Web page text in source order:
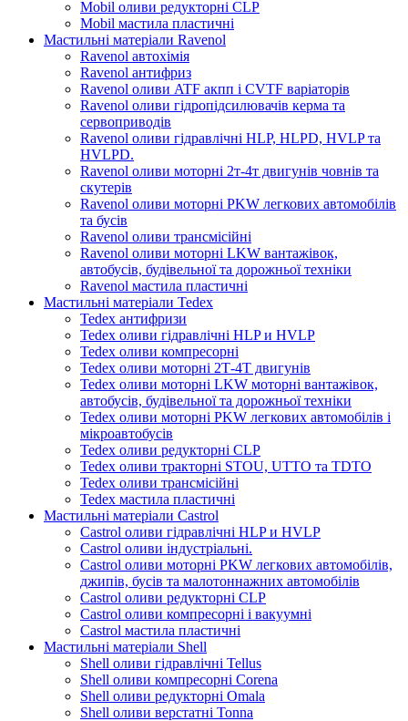
Mobil оливи редукторні CLP
Mobil мастила пластичні
Мастильні матеріали Ravenol
Ravenol автохімія
Ravenol антифриз
Ravenol оливи ATF акпп і CVTF варіаторів
Ravenol оливи гідропідсилювачів керма та
сервоприводів
Ravenol оливи гідравлічні HLP, HLPD, HVLP та
HVLPD.
Ravenol оливи моторні 2т-4т двигунів човнів та
скутерів
Ravenol оливи моторні PKW легкових автомобілів
та бусів
Ravenol оливи трансмісійні
Ravenol оливи моторні LKW вантажівок,
автобусів, будівельної та дорожньої техніки
Ravenol мастила пластичні
Мастильні матеріали Tedex
Tedex антифризи
Tedex оливи гідравлічні HLP и HVLP
Tedex оливи компресорні
Tedex оливи моторні 2Т-4Т двигунів
Tedex оливи моторні LKW моторні вантажівок,
автобусів, будівельної та дорожньої техніки
Tedex оливи моторні PKW легкових автомобілів і
мікроавтобусів
Tedex оливи редукторні CLP
Tedex оливи тракторні STOU, UTTO та TDTO
Tedex оливи трансмісійні
Tedex мастила пластичні
Мастильні матеріали Castrol
Castrol оливи гідравлічні HLP и HVLP
Castrol оливи індустріальні.
Castrol оливи моторні PKW легкових автомобілів,
джипів, бусів та малотоннажних автомобілів
Castrol оливи редукторні CLP
Castrol оливи компресорні і вакуумні
Castrol мастила пластичні
Мастильні матеріали Shell
Shell оливи гідравлічні Tellus
Shell оливи компресорні Corena
Shell оливи редукторні Omala
Shell оливи верстатні Tonna